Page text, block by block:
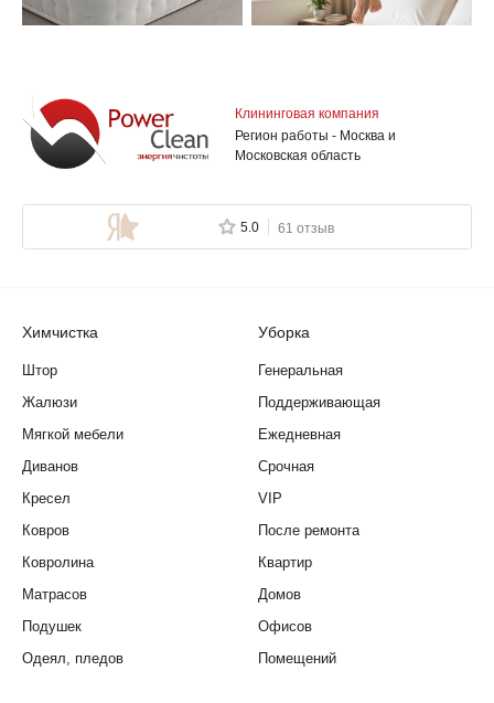
Клининговая компания
Регион работы - Москва и
Московская область
5.0 61 отзыв
Химчистка
Штор
Жалюзи
Мягкой мебели
Диванов
Кресел
Ковров
Ковролина
Матрасов
Подушек
Одеял, пледов
Уборка
Генеральная
Поддерживающая
Ежедневная
Срочная
VIP
После ремонта
Квартир
Домов
Офисов
Помещений